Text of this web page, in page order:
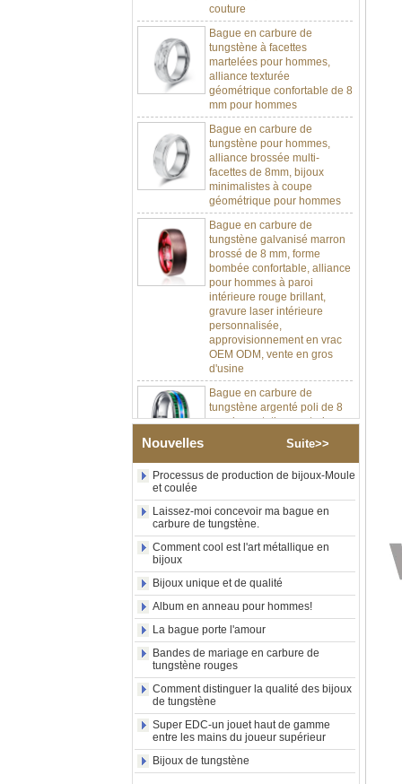
Bague en carbure de
tungstène à facettes
martelées pour hommes,
alliance texturée
géométrique confortable de 8
mm pour hommes
Bague en carbure de
tungstène pour hommes,
alliance brossée multi-
facettes de 8mm, bijoux
minimalistes à coupe
géométrique pour hommes
Bague en carbure de
tungstène galvanisé marron
brossé de 8 mm, forme
bombée confortable, alliance
pour hommes à paroi
intérieure rouge brillant,
gravure laser intérieure
personnalisée,
approvisionnement en vrac
OEM ODM, vente en gros
d'usine
Bague en carbure de
tungstène argenté poli de 8
mm, incrustation centrale
d'opale bleue écrasée avec
synthétique, alliance pour
hommes, gravure laser
intérieure personnalisée,
OEM ODM, vente en gros
d'usin
Bague en carbure de
carrée polie noire,
incrustation en bois avec
motif croisé en coquille
d'ormeau, bague de
déclaration religieuse pour
hommes, gravure intérieure
personnalisée,
approvisionnement en vrac
OEM ODM, vente en
Bague en carbure de
tungstène plaqué or rose de
8 mm, corde de guitare rouge
et incrustation d'opale
écrasée, alliance pour
Nouvelles Suite>>
Processus de production de bijoux-Moule
et coulée
Laissez-moi concevoir ma bague en
carbure de tungstène.
Comment cool est l'art métallique en
bijoux
Bijoux unique et de qualité
Album en anneau pour hommes!
La bague porte l'amour
Bandes de mariage en carbure de
tungstène rouges
Comment distinguer la qualité des bijoux
de tungstène
Super EDC-un jouet haut de gamme
entre les mains du joueur supérieur
Bijoux de tungstène